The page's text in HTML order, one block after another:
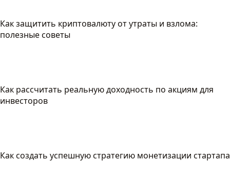
Как защитить криптовалюту от утраты и взлома:
полезные советы
Как рассчитать реальную доходность по акциям для
инвесторов
Как создать успешную стратегию монетизации стартапа